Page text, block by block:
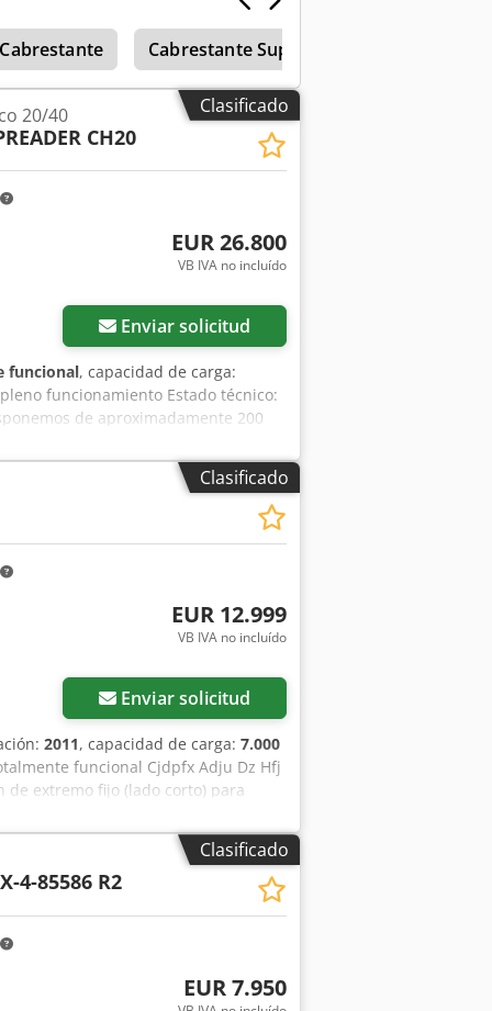
Cabrestante Cabrestante Superwinch
Clasificado
Pedir más fotos
20/40
CH20
EUR 26.800
VB IVA no incluído
Enviar solicitud
funcional, capacidad de carga:
funcionamiento Estado técnico:
de aproximadamente 200
carga lateral en nuestros
Disponemos de opciones de
estaremos encantados de comprar
nosotros. Nuestro propietario, el Sr.
este CH 20-40. P.D.: Nuestro taller
la revisión y la construcción a
encantados de exponer su
Clasificado
EUR 12.999
VB IVA no incluído
Enviar solicitud
2011, capacidad de carga: 7.000
funcional Cjdpfx Adju Dz Hfj
de extremo fijo (lado corto) para
fijo (lado corto) para contenedor
Clasificado
4-85586 R2
EUR 7.950